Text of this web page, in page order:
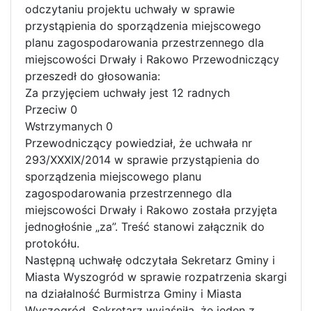
odczytaniu projektu uchwały w sprawie
przystąpienia do sporządzenia miejscowego
planu zagospodarowania przestrzennego dla
miejscowości Drwały i Rakowo Przewodniczący
przeszedł do głosowania:
Za przyjęciem uchwały jest 12 radnych
Przeciw 0
Wstrzymanych 0
Przewodniczący powiedział, że uchwała nr
293/XXXIX/2014 w sprawie przystąpienia do
sporządzenia miejscowego planu
zagospodarowania przestrzennego dla
miejscowości Drwały i Rakowo została przyjęta
jednogłośnie „za”. Treść stanowi załącznik do
protokółu.
Następną uchwałę odczytała Sekretarz Gminy i
Miasta Wyszogród w sprawie rozpatrzenia skargi
na działalność Burmistrza Gminy i Miasta